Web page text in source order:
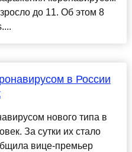
до 11. Об этом 8
в России
нового типа в
За сутки их стало
вице-премьер